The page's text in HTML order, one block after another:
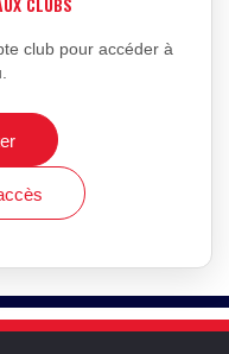
club pour accéder à